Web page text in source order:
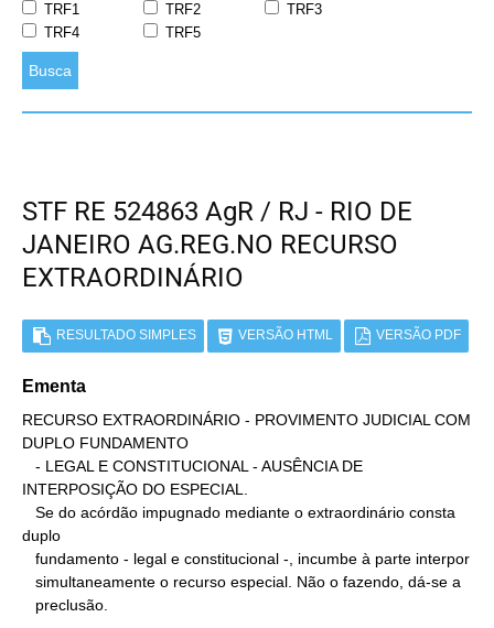
TRF1
TRF2
TRF3
TRF4
TRF5
Busca
STF RE 524863 AgR / RJ - RIO DE
JANEIRO AG.REG.NO RECURSO
EXTRAORDINÁRIO
RESULTADO SIMPLES VERSÃO HTML VERSÃO PDF
Ementa
RECURSO EXTRAORDINÁRIO - PROVIMENTO JUDICIAL COM
DUPLO FUNDAMENTO
INTERPOSIÇÃO DO ESPECIAL.
duplo
   preclusão.